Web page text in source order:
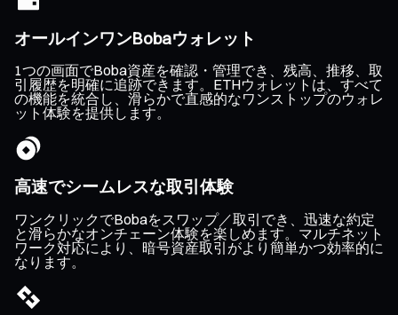
オールインワンBobaウォレット
1つの画面でBoba資産を確認・管理でき、残高、推移、取
引履歴を明確に追跡できます。ETHウォレットは、すべて
の機能を統合し、滑らかで直感的なワンストップのウォレ
ット体験を提供します。
高速でシームレスな取引体験
ワンクリックでBobaをスワップ／取引でき、迅速な約定
と滑らかなオンチェーン体験を楽しめます。マルチネット
ワーク対応により、暗号資産取引がより簡単かつ効率的に
なります。